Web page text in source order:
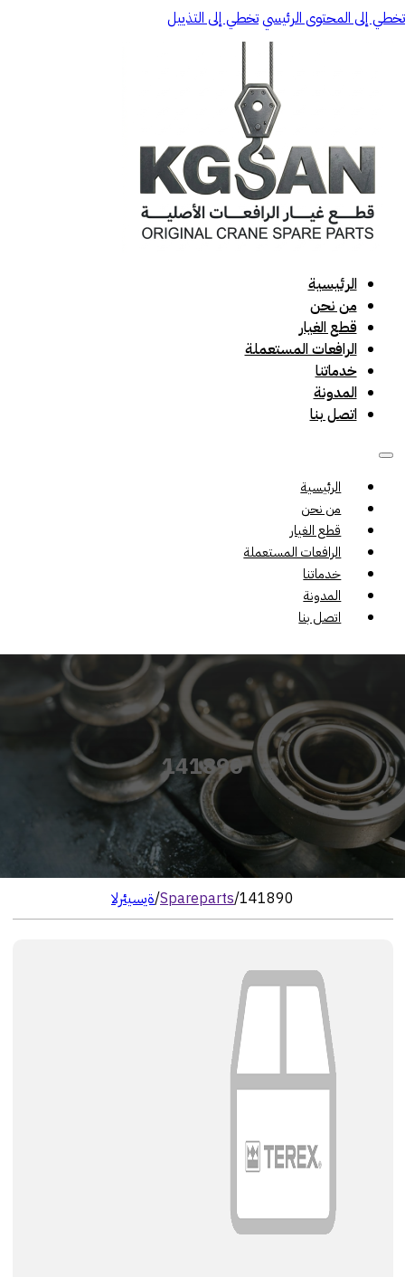
تخطي إلى المحتوى الرئيسيتخطي إلى التذييل
الرئيسية
من نحن
قطع الغيار
الرافعات المستعملة
خدماتنا
المدونة
اتصل بنا
الرئيسية
من نحن
قطع الغيار
الرافعات المستعملة
خدماتنا
المدونة
اتصل بنا
141890
الرئيسية/Spareparts/141890